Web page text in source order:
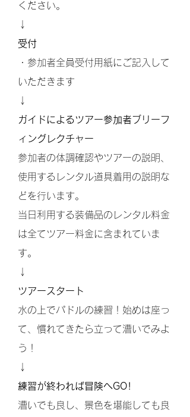
ください。
↓
受付
・参加者全員受付用紙にご記入して
いただきます
↓
ガイドによるツアー参加者ブリーフ
ィングレクチャー
参加者の体調確認やツアーの説明、
使用するレンタル道具着用の説明な
どを行います。
当日利用する装備品のレンタル料金
は全てツアー料金に含まれていま
す。
↓
ツアースタート
水の上でパドルの練習！始めは座っ
て、慣れてきたら立って漕いでみよ
う！
↓
練習が終われば冒険へGO!
漕いでも良し、景色を堪能しても良